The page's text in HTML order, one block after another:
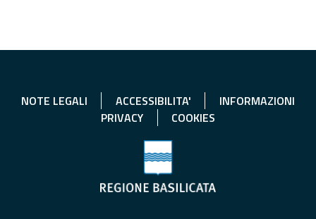
NOTE LEGALI ACCESSIBILITA'
INFORMAZIONI
PRIVACY
COOKIES